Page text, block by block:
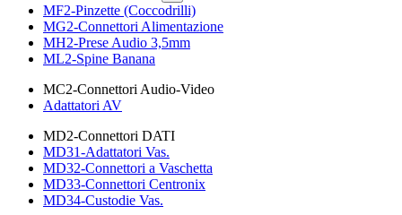
MF2-Pinzette (Coccodrilli)
MG2-Connettori Alimentazione
MH2-Prese Audio 3,5mm
ML2-Spine Banana
MC2-Connettori Audio-Video
Adattatori AV
MD2-Connettori DATI
MD31-Adattatori Vas.
MD32-Connettori a Vaschetta
MD33-Connettori Centronix
MD34-Custodie Vas.